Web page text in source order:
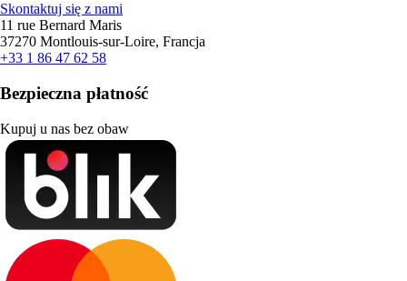
Skontaktuj się z nami
11 rue Bernard Maris
37270 Montlouis-sur-Loire, Francja
+33 1 86 47 62 58
Bezpieczna płatność
Kupuj u nas bez obaw